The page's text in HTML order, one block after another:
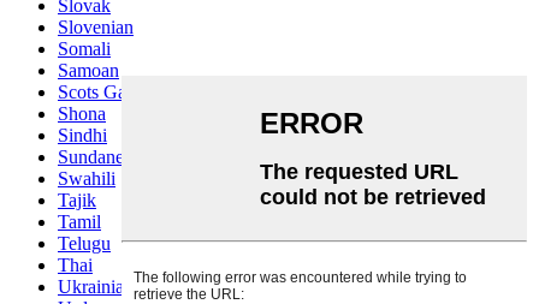
Slovak
Slovenian
Somali
Samoan
Scots Gaelic
Shona
Sindhi
Sundanese
Swahili
Tajik
Tamil
Telugu
Thai
Ukrainian